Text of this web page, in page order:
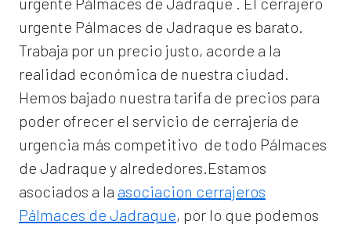
urgente Pálmaces de Jadraque es barato.
Trabaja por un precio justo, acorde a la
realidad económica de nuestra ciudad.
Hemos bajado nuestra tarifa de precios para
poder ofrecer el servicio de cerrajería de
urgencia más competitivo de todo Pálmaces
de Jadraque y alrededores.Estamos
asociados a la asociacion cerrajeros
Pálmaces de Jadraque, por lo que podemos